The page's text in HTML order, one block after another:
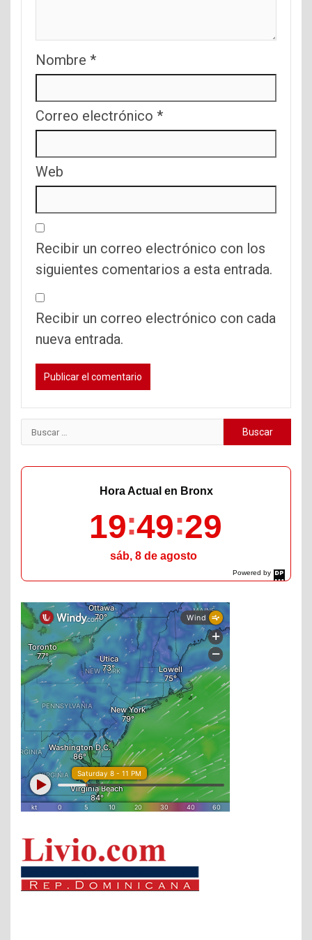
Nombre *
Correo electrónico *
Web
Recibir un correo electrónico con los
siguientes comentarios a esta entrada.
Recibir un correo electrónico con cada
nueva entrada.
Buscar:
Powered by
DaysPedia.com
Hora Actual en Bronx
19 49 30
sáb, 8 de agosto